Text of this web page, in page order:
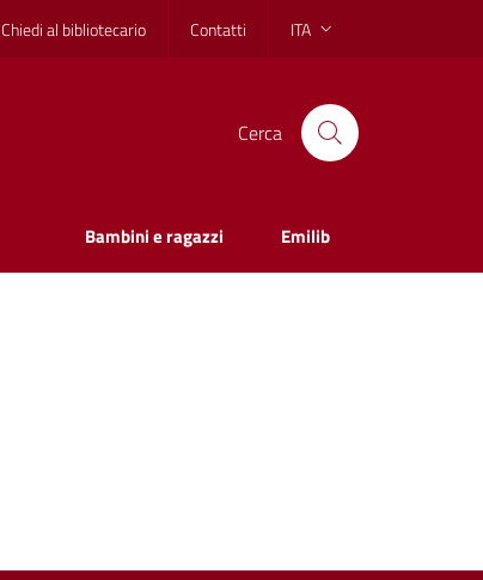
Chiedi al bibliotecario Contatti ITA
Cerca
Bambini e ragazzi Emilib